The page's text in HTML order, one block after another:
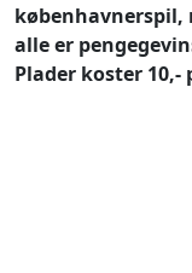
københavnerspil,
alle er
Plader koster 10,-